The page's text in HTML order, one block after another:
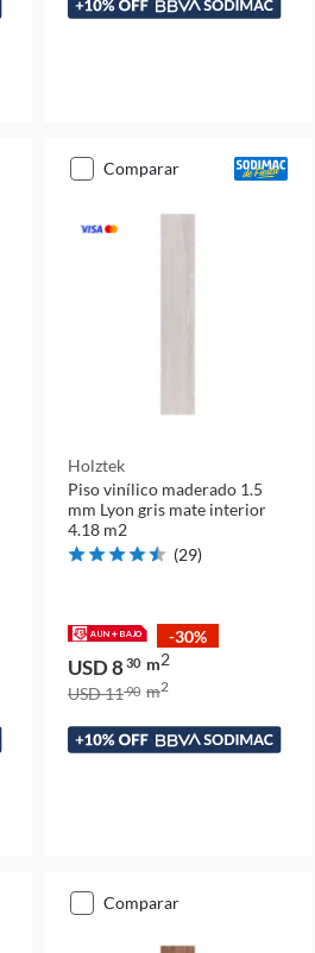
comparar
Holztek
Piso vinílico maderado 1.5
mm Lyon gris mate interior
4.18 m2
(29)
-30%
USD 830 m2
USD 1190 m2
comparar